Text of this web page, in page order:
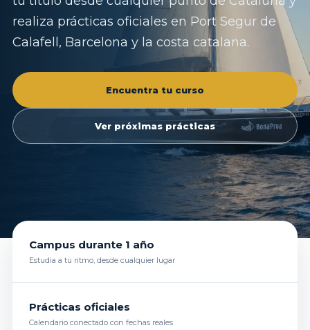
realiza prácticas oficiales en Port Segur de
Calafell, Barcelona y la costa catalana.
Encuentra tu curso
Ver próximas prácticas
Campus durante 1 año
Estudia a tu ritmo, desde cualquier lugar
Prácticas oficiales
Calendario conectado con fechas reales